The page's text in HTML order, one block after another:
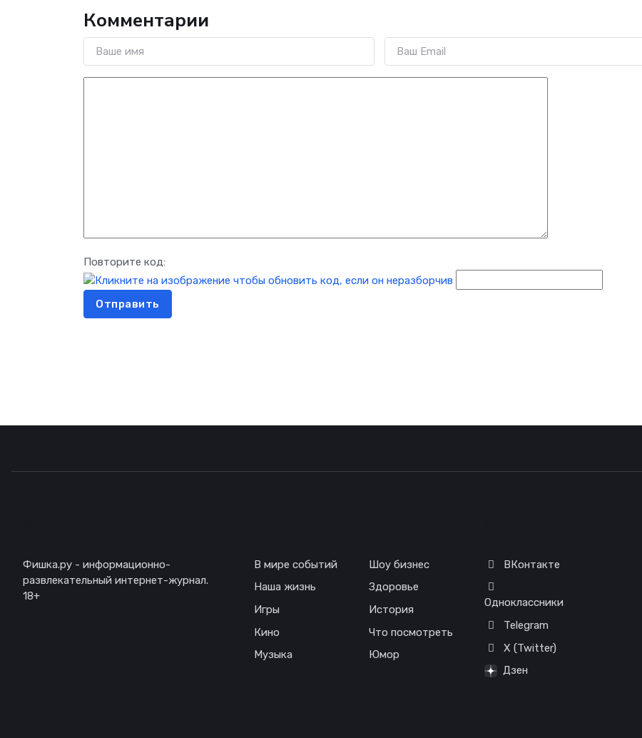
Комментарии
Повторите код:
Отправить
Фишка.ру - информационно-
развлекательный интернет-журнал.
18+
В мире событий
Наша жизнь
Игры
Кино
Музыка
Шоу бизнес
Здоровье
История
Что посмотреть
Юмор
ВКонтакте
Одноклассники
Telegram
X (Twitter)
Дзен